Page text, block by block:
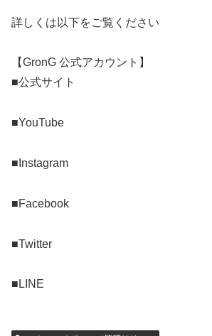
詳しくは以下をご覧ください
【GronG 公式アカウント】
■公式サイト
■YouTube
■Instagram
■Facebook
■Twitter
■LINE